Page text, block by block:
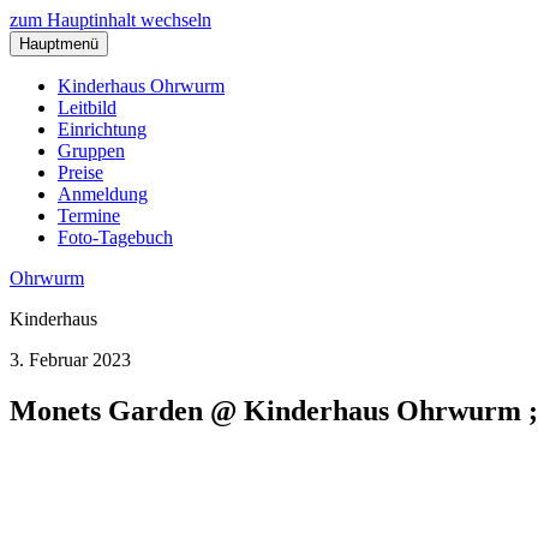
zum Hauptinhalt wechseln
Hauptmenü
Kinderhaus Ohrwurm
Leitbild
Einrichtung
Gruppen
Preise
Anmeldung
Termine
Foto-Tagebuch
Ohrwurm
Kinderhaus
3. Februar 2023
Monets Garden @ Kinderhaus Ohrwurm